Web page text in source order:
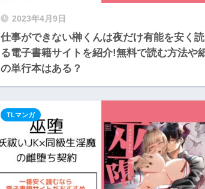
2023年4月9日
仕事ができない榊くんは夜だけ有能を安く
る電子書籍サイトを紹介!無料で読む方法や
の単行本はある？
TLマンガ